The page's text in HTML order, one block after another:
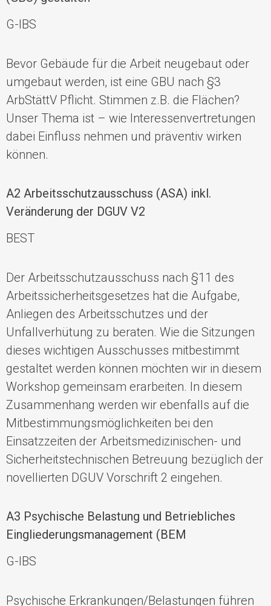
G-IBS
Bevor Gebäude für die Arbeit neugebaut oder
umgebaut werden, ist eine GBU nach §3
ArbStättV Pflicht. Stimmen z.B. die Flächen?
Unser Thema ist – wie Interessenvertretungen
dabei Einfluss nehmen und präventiv wirken
können.
A2 Arbeitsschutzausschuss (ASA) inkl.
Veränderung der DGUV V2
BEST
Der Arbeitsschutzausschuss nach §11 des
Arbeitssicherheitsgesetzes hat die Aufgabe,
Anliegen des Arbeitsschutzes und der
Unfallverhütung zu beraten. Wie die Sitzungen
dieses wichtigen Ausschusses mitbestimmt
gestaltet werden können möchten wir in diesem
Workshop gemeinsam erarbeiten. In diesem
Zusammenhang werden wir ebenfalls auf die
Mitbestimmungsmöglichkeiten bei den
Einsatzzeiten der Arbeitsmedizinischen- und
Sicherheitstechnischen Betreuung bezüglich der
novellierten DGUV Vorschrift 2 eingehen.
A3 Psychische Belastung und Betriebliches
Eingliederungsmanagement (BEM
G-IBS
Psychische Erkrankungen/Belastungen führen